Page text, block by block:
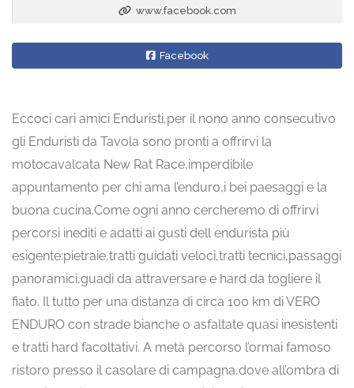
www.facebook.com
Facebook
Eccoci cari amici Enduristi,per il nono anno consecutivo
gli Enduristi da Tavola sono pronti a offrirvi la
motocavalcata New Rat Race,imperdibile
appuntamento per chi ama l’enduro,i bei paesaggi e la
buona cucina.Come ogni anno cercheremo di offrirvi
percorsi inediti e adatti ai gusti dell endurista più
esigente:pietraie,tratti guidati veloci,tratti tecnici,passaggi
panoramici,guadi da attraversare e hard da togliere il
fiato. Il tutto per una distanza di circa 100 km di VERO
ENDURO con strade bianche o asfaltate quasi inesistenti
e tratti hard facoltativi. A metà percorso l’ormai famoso
ristoro presso il casolare di campagna,dove all’ombra di